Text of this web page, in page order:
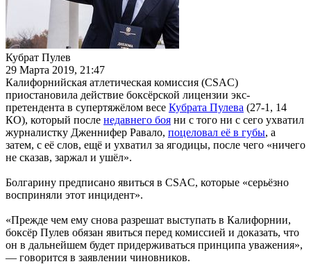
Кубрат Пулев
29 Марта 2019, 21:47
Калифорнийская атлетическая комиссия (CSAC)
приостановила действие боксёрской лицензии экс-
претендента в супертяжёлом весе Кубрата Пулева (27-1, 14
КО), который после недавнего боя ни с того ни с сего ухватил
журналистку Дженнифер Равало, поцеловал её в губы, а
затем, с её слов, ещё и ухватил за ягодицы, после чего «ничего
не сказав, заржал и ушёл».
Болгарину предписано явиться в CSAC, которые «серьёзно
восприняли этот инцидент».
«Прежде чем ему снова разрешат выступать в Калифорнии,
боксёр Пулев обязан явиться перед комиссией и доказать, что
он в дальнейшем будет придерживаться принципа уважения»,
— говорится в заявлении чиновников.